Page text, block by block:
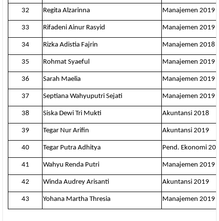
32 Regita Alzarinna Manajemen 2019
33 Rifadeni Ainur Rasyid Manajemen 2019
34 Rizka Adistia Fajrin Manajemen 2018
35 Rohmat Syaeful Manajemen 2019
36 Sarah Maelia Manajemen 2019
37 Septiana Wahyuputri Sejati Manajemen 2019
38 Siska Dewi Tri Mukti Akuntansi 2018
39 Tegar Nur Arifin Akuntansi 2019
40 Tegar Putra Adhitya Pend. Ekonomi
41 Wahyu Renda Putri Manajemen 2019
42 Winda Audrey Arisanti Akuntansi 2019
43 Yohana Martha Thresia Manajemen 2019